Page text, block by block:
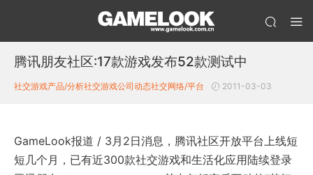
腾讯朋友社区:17款游戏发布52款测试中
社交游戏产品/分析社交游戏公司动态社交网络/平台 2011-03-03
GameLook报道 / 3月2日消息，腾讯社区开放平台上线短
短几个月，已有近300款社交游戏和生活化应用陆续登录